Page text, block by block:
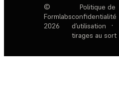
©
Formlabs
2026
Politique de
confidentialité
d’utilisation
·
tirages au sort